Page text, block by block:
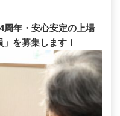
周年・安心安定の上場
を募集します！